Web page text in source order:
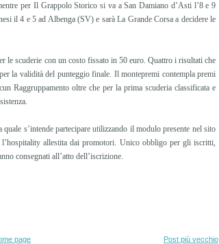
per Il Grappolo Storico si va a San Damiano d’Asti l’8 e 9
il 4 e 5 ad Albenga (SV) e sarà La Grande Corsa a decidere le
le scuderie con un costo fissato in 50 euro. Quattro i risultati che
la validità del punteggio finale. Il montepremi contempla premi
Raggruppamento oltre che per la prima scuderia classificata e
s’intende partecipare utilizzando il modulo presente nel sito
allestita dai promotori. Unico obbligo per gli iscritti,
consegnati all’atto dell’iscrizione.
Post più vecchio
page